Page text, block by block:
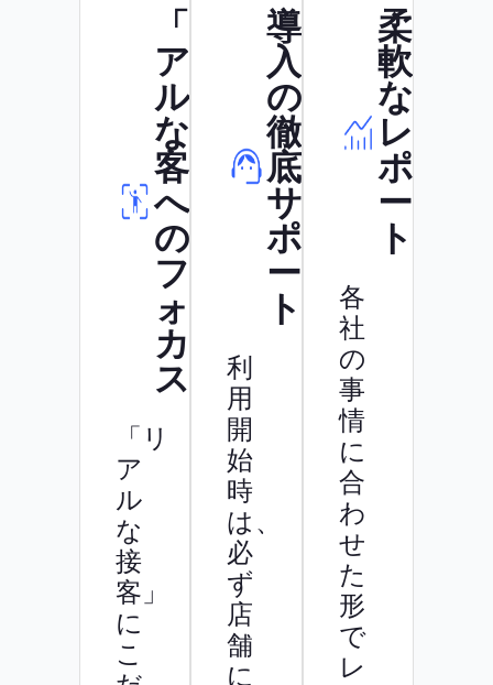
「リ
ア
ル
な接
客」
へ
の
フ
ォー
カ
ス
「リ
ア
ル
な
接
客」
に
こ
導
入
の
徹
底
サ
ポ
ー
ト
利
用
開
始
時
は、
必
ず
店
舗
に
柔
軟
な
レ
ポ
ー
ト
各
社
の
事
情
に
合
わ
せ
た
形
で
レ